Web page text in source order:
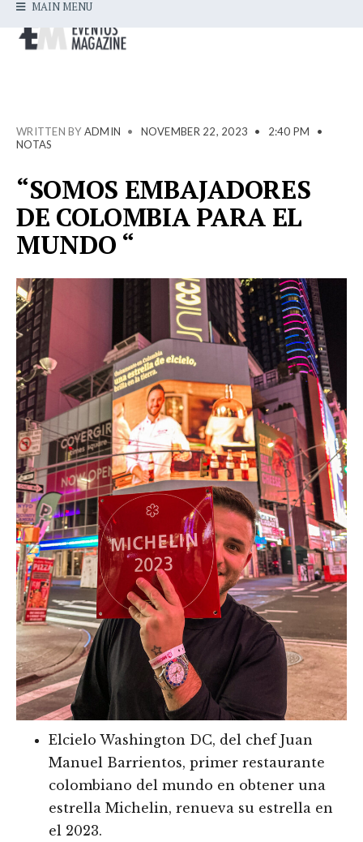
MAIN MENU
WRITTEN BY ADMIN • NOVEMBER 22, 2023 • 2:40 PM
•
NOTAS
“SOMOS EMBAJADORES
DE COLOMBIA PARA EL
MUNDO “
Elcielo Washington DC, del chef Juan
Manuel Barrientos, primer restaurante
colombiano del mundo en obtener una
estrella Michelin, renueva su estrella en
el 2023.